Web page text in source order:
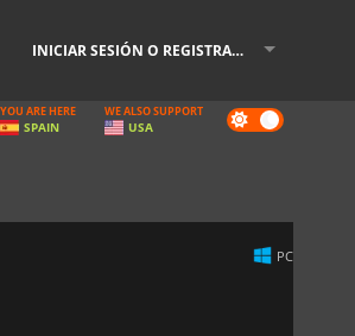
INICIAR SESIÓN O REGISTRARSE
Dark
mode
YOU ARE HERE
SPAIN
WE ALSO SUPPORT
USA
PC